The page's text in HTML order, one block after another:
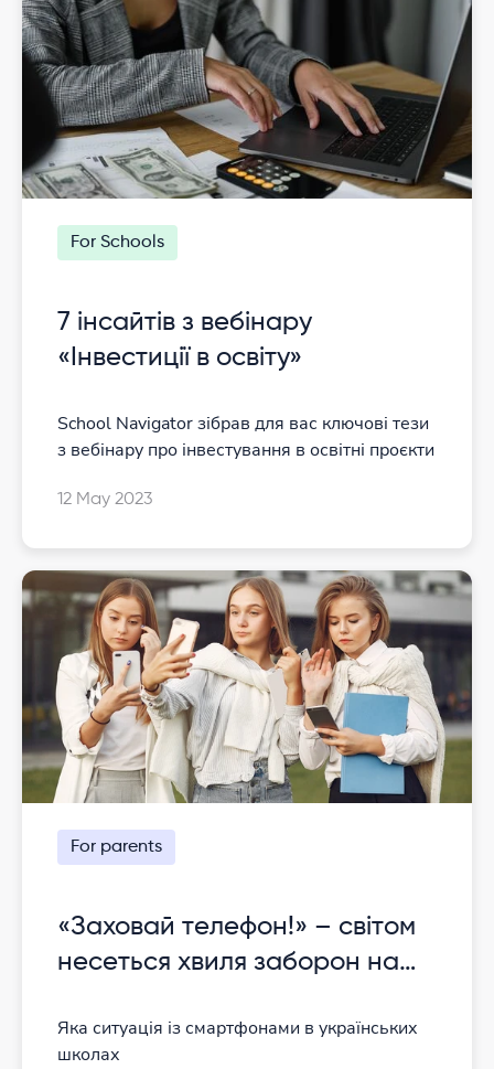
For Schools
7 інсайтів з вебінару
«Інвестиції в освіту»
School Navigator зібрав для вас ключові тези
з вебінару про інвестування в освітні проєкти
12 May 2023
For parents
«Заховай телефон!» – світом
несеться хвиля заборон на
Яка ситуація із смартфонами в українських
школах